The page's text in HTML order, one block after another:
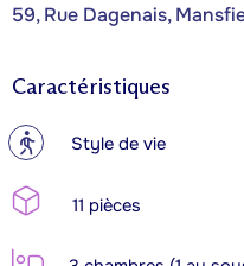
59, Rue Dagenais,
Caractéristiques
? Style de vie
11 pièces